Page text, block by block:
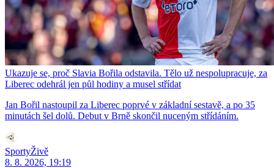
Ukazuje se, proč Slavia Bořila odstavila. Tělo už nespolupracuje, za
Liberec odehrál jen půl hodiny a musel střídat
Jan Bořil nastoupil za Liberec poprvé v základní sestavě, a po 35
minutách šel dolů. Debut v Brně skončil nuceným střídáním.
SportyŽivě
8. 8. 2026, 19:19